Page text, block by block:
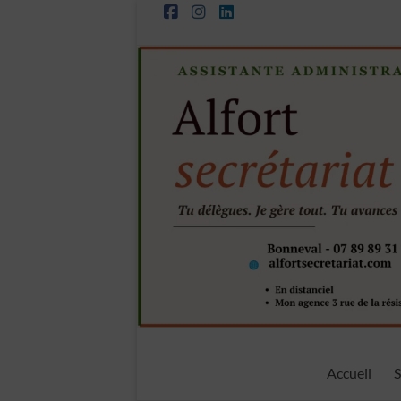
Aller
contenu
Accueil